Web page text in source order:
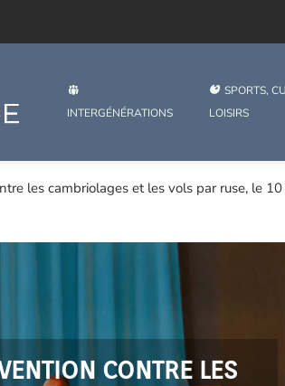
INTERGÉNÉRATIONS
SPORTS,
LOISIRS
les cambriolages et les vols par ruse, le
CONTRE LES